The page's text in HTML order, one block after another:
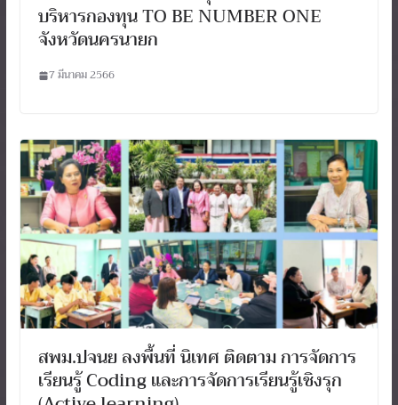
บริหารกองทุน TO BE NUMBER ONE
จังหวัดนครนายก
7 มีนาคม 2566
สพม.ปจนย ลงพื้นที่ นิเทศ ติดตาม การจัดการ
เรียนรู้ Coding และการจัดการเรียนรู้เชิงรุก